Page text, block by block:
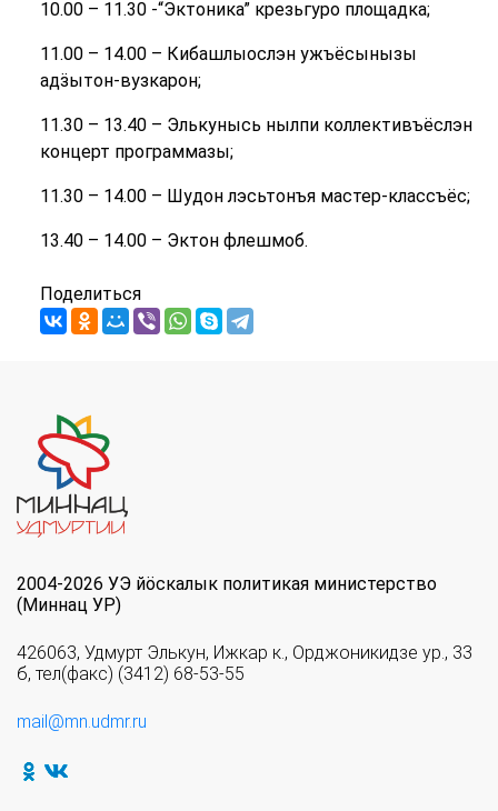
10.00 – 11.30 -“Эктоника” крезьгуро площадка;
11.00 – 14.00 – Кибашлыослэн ужъёсынызы
адӟытон-вузкарон;
11.30 – 13.40 – Элькунысь нылпи коллективъёслэн
концерт программазы;
11.30 – 14.00 – Шудон лэсьтонъя мастер-классъёс;
13.40 – 14.00 – Эктон флешмоб.
Поделиться
2004-2026 УЭ йöскалык политикая министерство
(Миннац УР)
426063, Удмурт Элькун, Ижкар к., Орджоникидзе ур., 33
б, тел(факс) (3412) 68-53-55
mail@mn.udmr.ru